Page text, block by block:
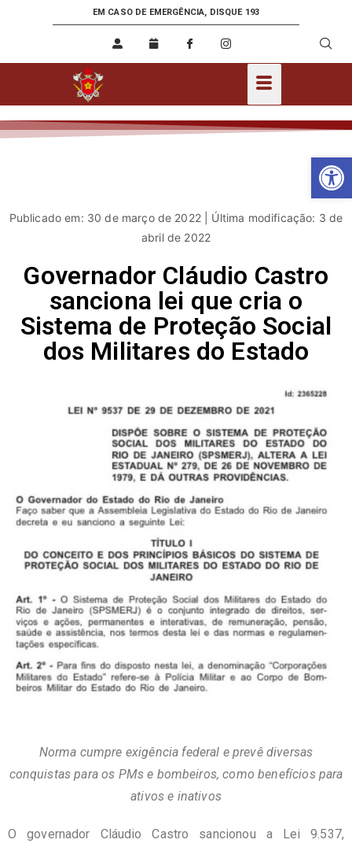
EM CASO DE EMERGÊNCIA, DISQUE 193
Publicado em: 30 de março de 2022 | Última modificação: 3 de
abril de 2022
Governador Cláudio Castro
sanciona lei que cria o
Sistema de Proteção Social
dos Militares do Estado
Norma cumpre exigência federal e prevê diversas
conquistas para os PMs e bombeiros, como benefícios para
ativos e inativos
O governador Cláudio Castro sancionou a Lei 9.537,